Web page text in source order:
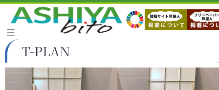
T-PLAN